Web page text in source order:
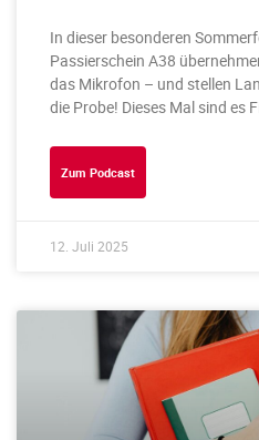
In dieser besonderen
Passierschein A38
das Mikrofon – und stellen
die Probe! Dieses Mal sind es
Zum Podcast
12. Juli 2025